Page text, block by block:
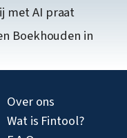
met AI praat
Boekhouden in
Over ons
Wat is Fintool?